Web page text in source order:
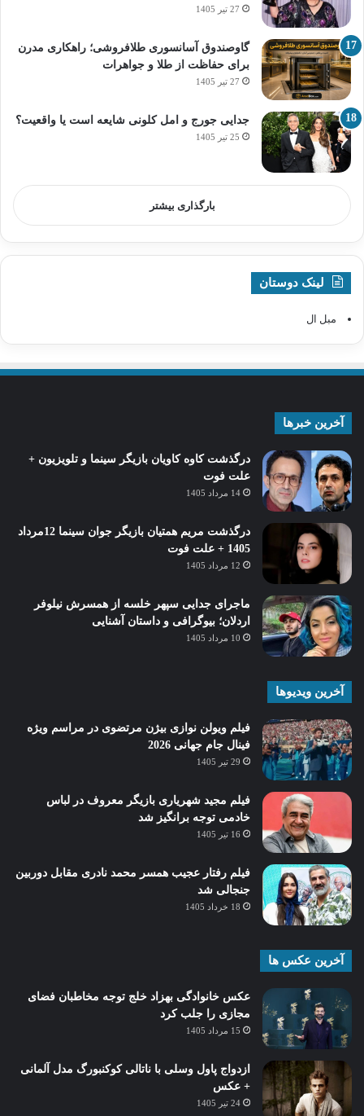
27 تیر 1405
گاوصندوق آسانسوری طلافروشی؛ راهکاری مدرن
برای حفاظت از طلا و جواهرات
27 تیر 1405
جدایی جورج و امل کلونی شایعه است یا واقعیت؟
25 تیر 1405
بارگذاری بیشتر
لینک دوستان
مبل ال
آخرین خبرها
درگذشت کاوه کاویان بازیگر سینما و تلویزیون +
علت فوت
14 مرداد 1405
درگذشت مریم همتیان بازیگر جوان سینما 12مرداد
1405 + علت فوت
12 مرداد 1405
ماجرای جدایی سپهر خلسه از همسرش نیلوفر
اردلان؛ بیوگرافی و داستان آشنایی
10 مرداد 1405
آخرین ویدیوها
فیلم ویولن نوازی بیژن مرتضوی در مراسم ویژه
فینال جام جهانی 2026
29 تیر 1405
فیلم مجید شهریاری بازیگر معروف در لباس
خادمی توجه برانگیز شد
16 تیر 1405
فیلم رفتار عجیب همسر محمد نادری مقابل دوربین
جنجالی شد
18 خرداد 1405
آخرین عکس ها
عکس خانوادگی بهزاد خلج توجه مخاطبان فضای
مجازی را جلب کرد
15 مرداد 1405
ازدواج پاول وسلی با ناتالی کوکنبورگ مدل آلمانی
+ عکس
24 تیر 1405